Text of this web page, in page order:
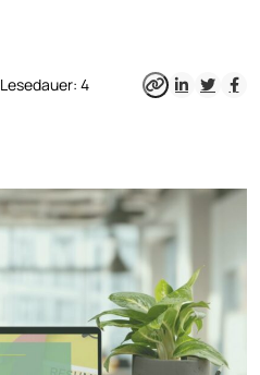
Lesedauer: 4